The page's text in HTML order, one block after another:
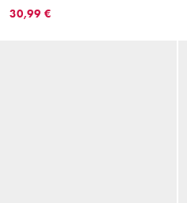
stropicciato color bacca
30,99 €